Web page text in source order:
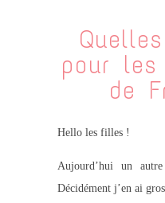
pour les
de
Hello les filles !
Aujourd’hui un
Décidément j’en ai